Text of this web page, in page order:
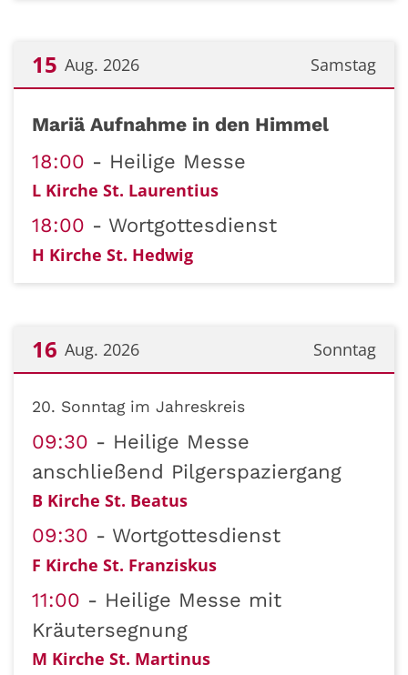
Samstag
15 Aug. 2026
Mariä Aufnahme in den Himmel
18:00
Heilige Messe
L Kirche St. Laurentius
18:00 Wortgottesdienst
H Kirche St. Hedwig
Sonntag
16 Aug. 2026
20. Sonntag im Jahreskreis
09:30
Heilige Messe
anschließend Pilgerspaziergang
B Kirche St. Beatus
09:30 Wortgottesdienst
F Kirche St. Franziskus
11:00
Heilige Messe mit
Kräutersegnung
M Kirche St. Martinus